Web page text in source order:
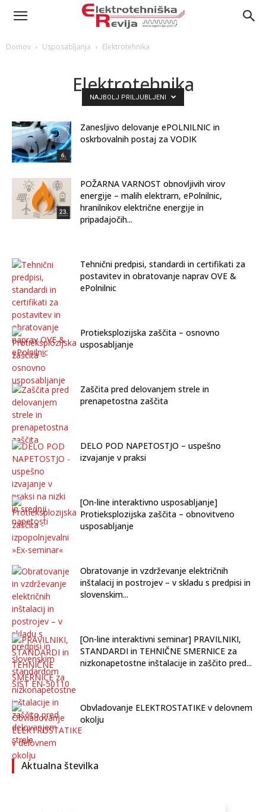
Domov Usposabljanja Elektrotehnika
Elektrotehnika
NAJBOLJ PRILJUBLJENI
Zanesljivo delovanje ePOLNILNIC in
oskrbovalnih postaj za VODIK
POŽARNA VARNOST obnovljivih virov
energije – malih elektrarn, ePolnilnic,
hranilnikov električne energije in
pripadajočih...
Tehnični predpisi, standardi in certifikati za
postavitev in obratovanje naprav OVE &
ePolnilnic
Protieksplozijska zaščita – osnovno
usposabljanje
Zaščita pred delovanjem strele in
prenapetostna zaščita
DELO POD NAPETOSTJO – uspešno
izvajanje v praksi
[On-line interaktivno usposabljanje]
Protieksplozijska zaščita – obnovitveno
usposabljanje
Obratovanje in vzdrževanje električnih
inštalacij in postrojev – v skladu s predpisi in
slovenskim...
[On-line interaktivni seminar] PRAVILNIKI,
STANDARDI in TEHNIČNE SMERNICE za
nizkonapetostne inštalacije in zaščito pred...
Obvladovanje ELEKTROSTATIKE v delovnem
okolju
Aktualna številka